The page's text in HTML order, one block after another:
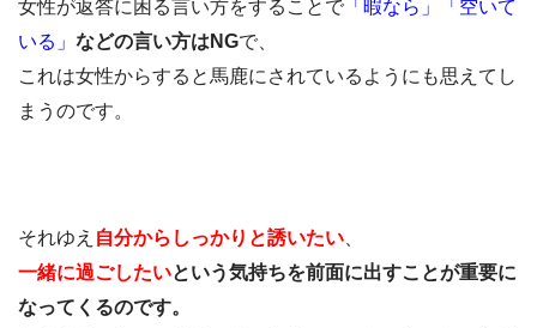
女性が返答に困る言い方をすることで 「暇なら」「空いて
いる」 などの言い方はNGで、
これは女性からすると馬鹿にされているようにも思えてし
まうのです。
それゆえ 自分からしっかりと誘いたい
一緒に過ごしたいという気持ちを前面に出すことが重要に
なってくるのです。